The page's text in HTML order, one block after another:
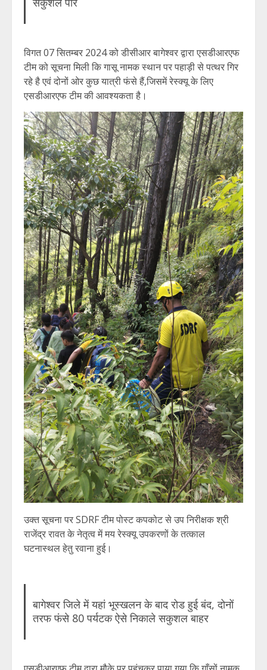
विगत 07 सितम्बर 2024 को डीसीआर बागेश्वर द्वारा एसडीआरएफ
टीम को सूचना मिली कि गासू नामक स्थान पर पहाड़ी से पत्थर गिर
रहे है एवं दोनों ओर कुछ यात्री फंसे हैं,जिसमें रेस्क्यू के लिए
एसडीआरएफ टीम की आवश्यकता है।
उक्त सूचना पर SDRF टीम पोस्ट कपकोट से उप निरीक्षक श्री
राजेंद्र रावत के नेतृत्व में मय रेस्क्यू उपकरणों के तत्काल
घटनास्थल हेतु रवाना हुई।
बागेश्वर जिले में यहां भूस्खलन के बाद रोड हुई बंद, दोनों
तरफ फंसे 80 पर्यटक ऐसे निकाले सकुशल बाहर